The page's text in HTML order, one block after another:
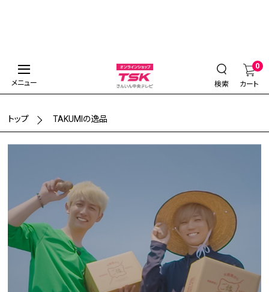
検索 カート
0
メニュー
トップ TAKUMIの逸品